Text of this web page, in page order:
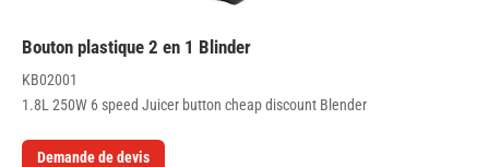
Bouton plastique 2 en 1 Blinder
KB02001
1.8L 250W 6 speed Juicer button cheap discount Blender
Demande de devis